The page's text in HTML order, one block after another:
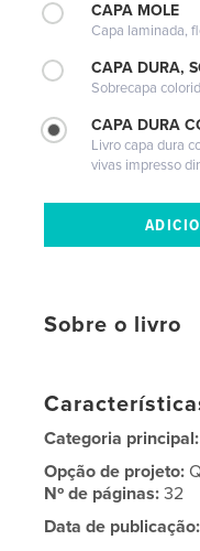
CAPA MOLE
Capa laminada,
CAPA DURA,
Sobrecapa
CAPA DURA
Livro capa dura
vivas impresso
Sobre o livro
Categoria principal:
Opção de projeto:
Nº de páginas:32
Data de publicação: